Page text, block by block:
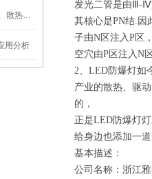
一文读懂40W防爆LED灯：隔爆外壳、散热、防爆认证原理
用分析
发光二管是由Ⅲ-Ⅳ
其核心是PN结.因
子由N区注入P区
空穴由P区注入N
2、LED防爆灯如
产业的散热、驱
的，
正是LED防爆灯
给身边也添加一
基本描述：
公司名称：浙江